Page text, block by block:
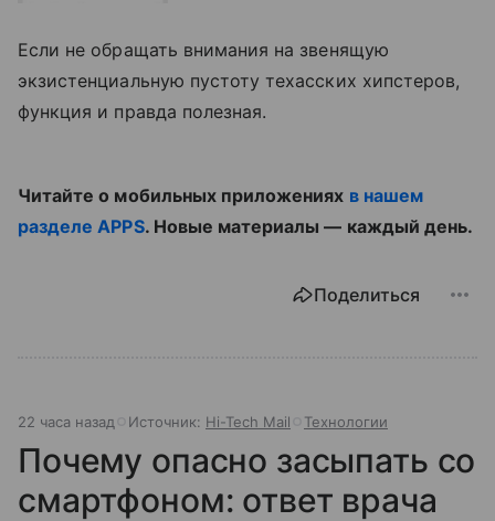
Если не обращать внимания на звенящую
экзистенциальную пустоту техасских хипстеров,
функция и правда полезная.
Читайте о мобильных приложениях в нашем
разделе APPS. Новые материалы — каждый день.
Поделиться
22 часа назад Источник: Hi-Tech Mail Технологии
Почему опасно засыпать со
смартфоном: ответ врача